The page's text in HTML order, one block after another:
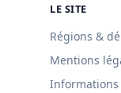
LE SITE
Régions &
Mentions
Informations